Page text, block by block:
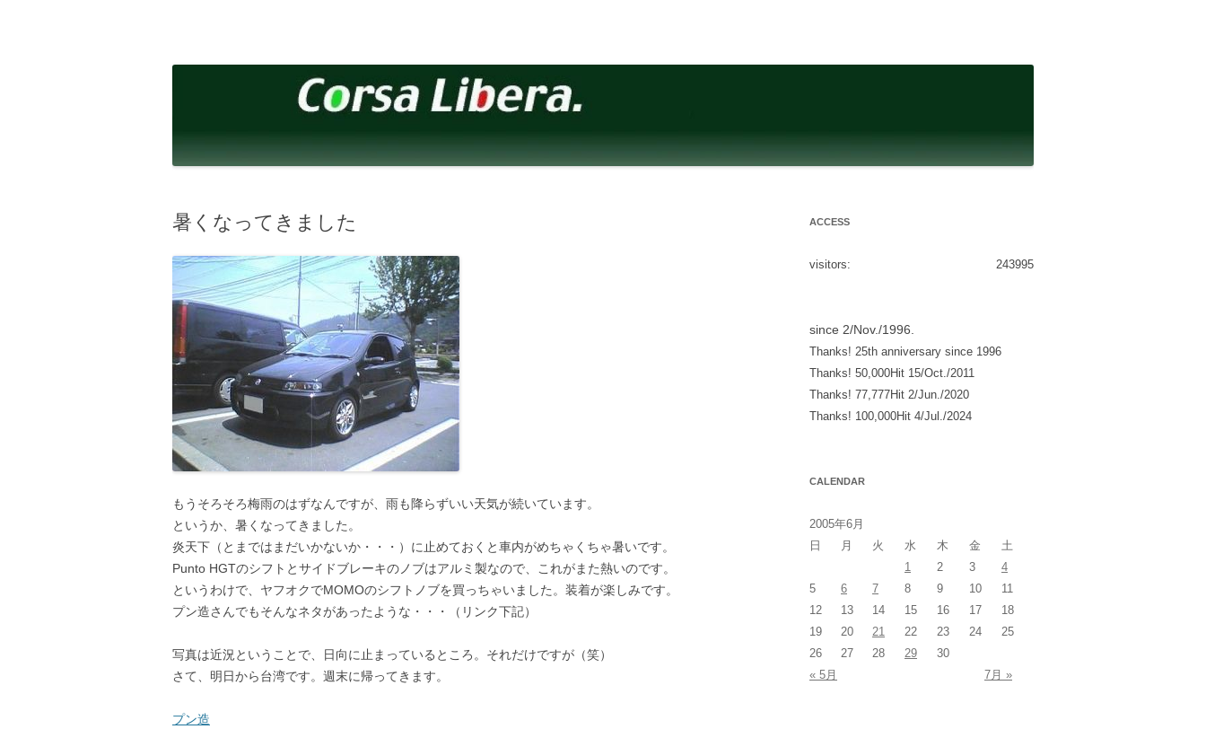
へ
暑くなってきました
もうそろそろ梅雨のはずなんですが、雨も降らずいい天気が続いています。
というか、暑くなってきました。
炎天下（とまではまだいかないか・・・）に止めておくと車内がめちゃくちゃ暑いです。
Punto HGTのシフトとサイドブレーキのノブはアルミ製なので、これがまた熱いのです。
というわけで、ヤフオクでMOMOのシフトノブを買っちゃいました。装着が楽しみです。
プン造さんでもそんなネタがあったような・・・（リンク下記）
写真は近況ということで、日向に止まっているところ。それだけですが（笑）
さて、明日から台湾です。週末に帰ってきます。
プン造
ACCESS
243995
visitors:
since 2/Nov./1996.
Thanks! 25th anniversary since 1996
Thanks! 50,000Hit 15/Oct./2011
Thanks! 77,777Hit 2/Jun./2020
Thanks! 100,000Hit 4/Jul./2024
CALENDAR
2005年6月
日
月 火 水 木 金
土
1
2 3
4
5
6 7 8 9 10
11
12
13 14 15 16 17
18
19
20 21 22 23 24
25
26
27 28 29
30
« 5月
7月 »